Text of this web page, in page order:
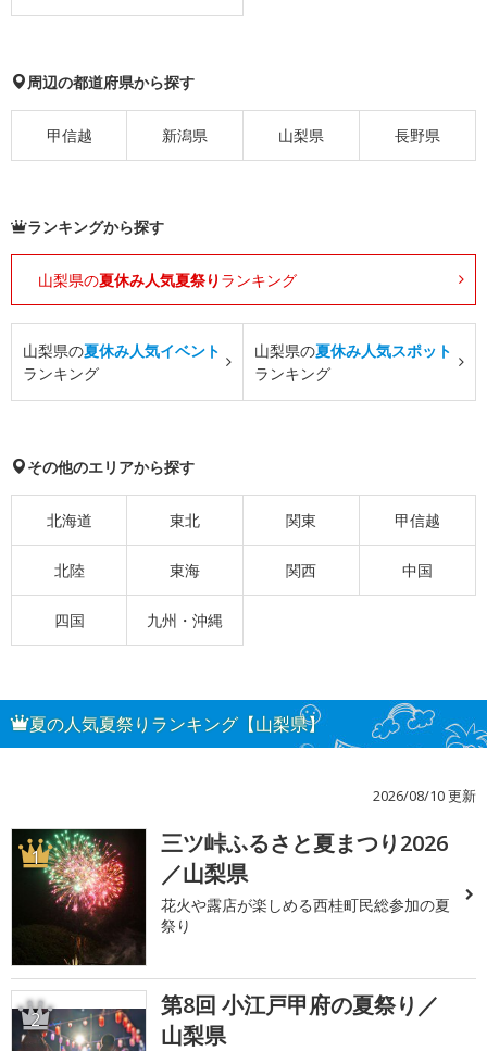
周辺の都道府県から探す
甲信越 新潟県 山梨県 長野県
ランキングから探す
山梨県の夏休み人気夏祭り ランキング
山梨県の夏休み人気イベント
ランキング
山梨県の夏休み人気スポット
ランキング
その他のエリアから探す
北海道 東北 関東 甲信越
北陸 東海 関西 中国
四国 九州・沖縄
夏の人気夏祭りランキング【山梨県】
2026/08/10 更新
1
三ツ峠ふるさと夏まつり2026
／山梨県
花火や露店が楽しめる西桂町民総参加の夏
祭り
2
第8回 小江戸甲府の夏祭り／
山梨県